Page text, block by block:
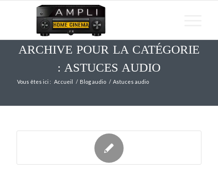
ARCHIVE POUR LA CATÉGORIE
: ASTUCES AUDIO
Vous êtes ici : Accueil / Blog audio / Astuces audio